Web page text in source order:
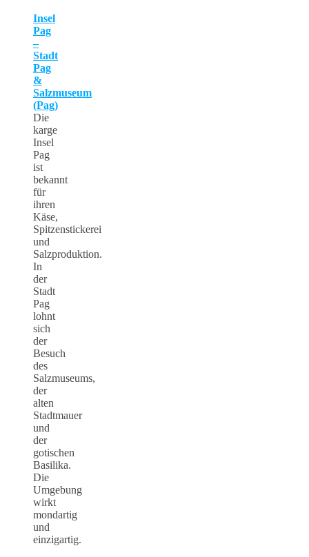
Insel
Pag
–
Stadt
Pag
&
Salzmuseum
(Pag)
Die
karge
Insel
Pag
ist
bekannt
für
ihren
Käse,
Spitzenstickerei
und
Salzproduktion.
In
der
Stadt
Pag
lohnt
sich
der
Besuch
des
Salzmuseums,
der
alten
Stadtmauer
und
der
gotischen
Basilika.
Die
Umgebung
wirkt
mondartig
und
einzigartig.